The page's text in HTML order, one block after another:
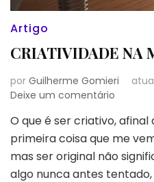
Artigo
CRIATIVIDADE NA
por Guilherme Gomieri
Deixe um comentário
NA
MÁGICA
O que é ser criativo,
primeira coisa que me
mas ser original não
algo nunca antes